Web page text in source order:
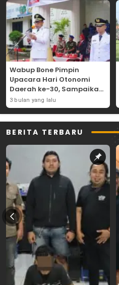
Wabup Bone Pimpin
Upacara Hari Otonomi
Daerah ke-30, Sampaikan
Amanat Mendagri
Wujudkan Asta Cita
3 bulan yang lalu
BERITA TERBARU